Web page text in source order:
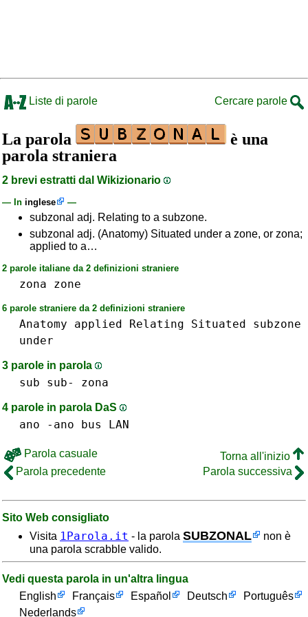
Liste di parole Cercare parole
La parola
è una
parola straniera
2 brevi estratti dal Wikizionario
— In inglese —
subzonal adj. Relating to a subzone.
subzonal adj. (Anatomy) Situated under a zone, or zona;
applied to a…
2 parole italiane da 2 definizioni straniere
zona zone
6 parole straniere da 2 definizioni straniere
Anatomy applied Relating Situated
subzone
under
3 parole in parola
sub sub- zona
4 parole in parola DaS
ano -ano bus LAN
Parola casuale
Torna all'inizio
Parola precedente
Parola successiva
Sito Web consigliato
Visita 1Parola.it - la parola SUBZONAL
non è
una parola scrabble valido.
Vedi questa parola in un'altra lingua
English
Français Español Deutsch
Português
Nederlands